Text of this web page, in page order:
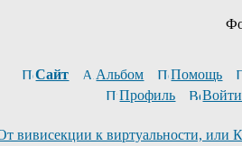
Сайт Альбом
Помощь
Профиль
вивисекции к виртуальности, или